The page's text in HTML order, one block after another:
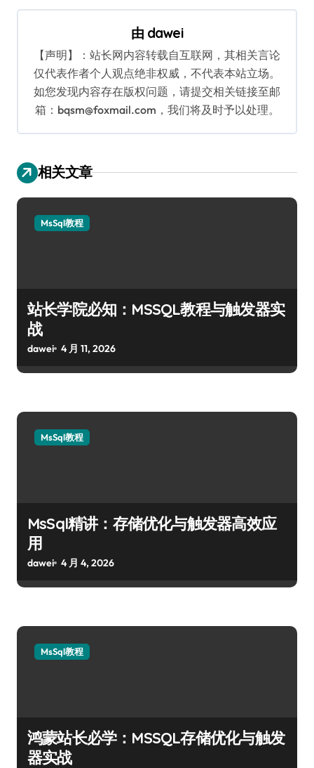
航
由 dawei
【声明】：站长网内容转载自互联网，其相关言论
仅代表作者个人观点绝非权威，不代表本站立场。
如您发现内容存在版权问题，请提交相关链接至邮
箱：bqsm@foxmail.com，我们将及时予以处理。
相关文章
MsSql教程
站长学院必知：MSSQL教程与触发器实
战
dawei 4 月 11, 2026
MsSql教程
MsSql精讲：存储优化与触发器高效应
用
dawei 4 月 4, 2026
MsSql教程
鸿蒙站长必学：MSSQL存储优化与触发
器实战